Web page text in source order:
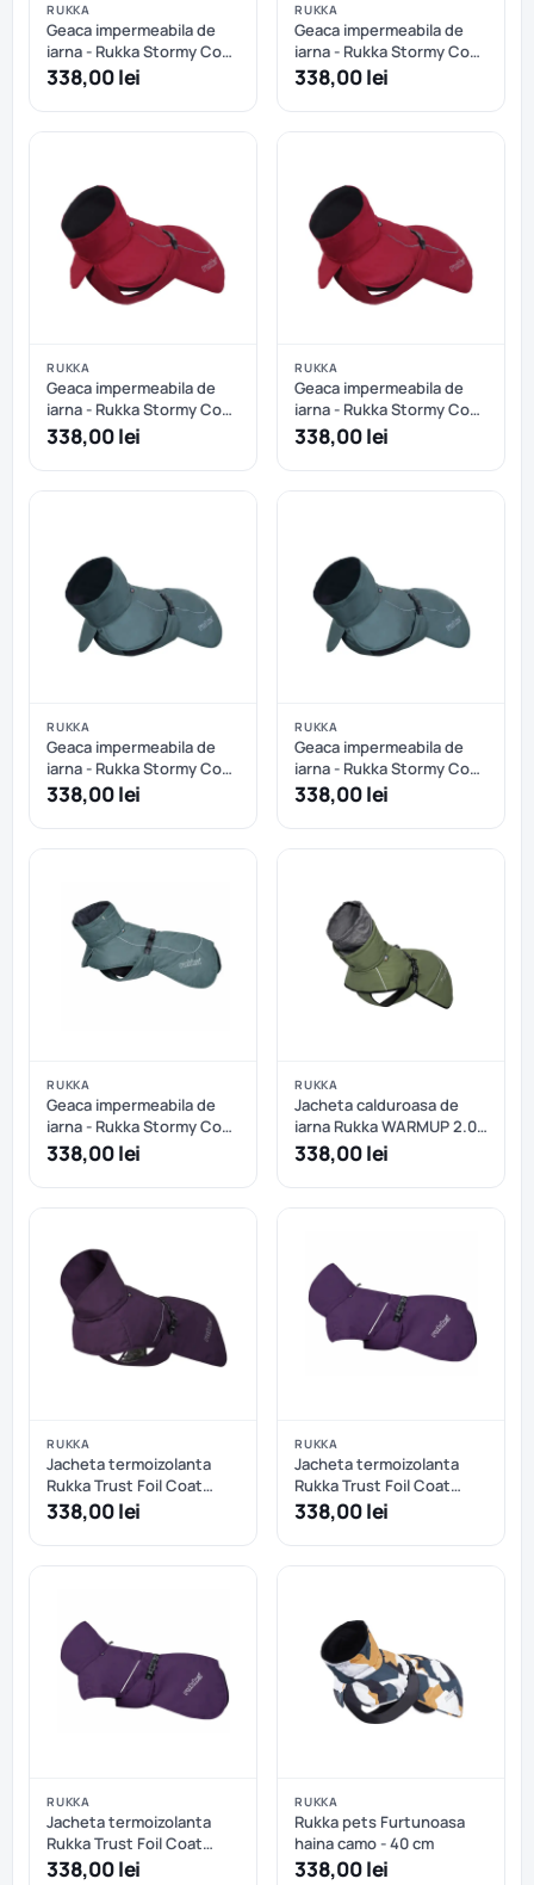
RUKKA
Geaca impermeabila de
iarna - Rukka Stormy Coat
- Abricot - 35 cm
338,00 lei
RUKKA
Geaca impermeabila de
iarna - Rukka Stormy Coat
- Abricot - 45 cm
338,00 lei
RUKKA
Geaca impermeabila de
iarna - Rukka Stormy Coat
- Burgundy - 40 cm
338,00 lei
RUKKA
Geaca impermeabila de
iarna - Rukka Stormy Coat
- Burgundy - 45 cm
338,00 lei
RUKKA
Geaca impermeabila de
iarna - Rukka Stormy Coat
- Dark Agave - 35 cm
338,00 lei
RUKKA
Geaca impermeabila de
iarna - Rukka Stormy Coat
- Dark Agave - 40 cm
338,00 lei
RUKKA
Geaca impermeabila de
iarna - Rukka Stormy Coat
- Dark Agave - 45 cm
338,00 lei
RUKKA
Jacheta calduroasa de
iarna Rukka WARMUP 2.0
COAT - 30 cm - Sage
Green
338,00 lei
RUKKA
Jacheta termoizolanta
Rukka Trust Foil Coat
Plum - 35 cm
338,00 lei
RUKKA
Jacheta termoizolanta
Rukka Trust Foil Coat
Plum - 40 cm
338,00 lei
RUKKA
Jacheta termoizolanta
Rukka Trust Foil Coat
Plum - 45 cm
338,00 lei
RUKKA
Rukka pets Furtunoasa
haina camo - 40 cm
338,00 lei